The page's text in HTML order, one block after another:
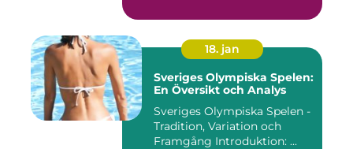
18. jan
Sveriges Olympiska Spelen:
En Översikt och Analys
Sveriges Olympiska Spelen -
Tradition, Variation och
Framgång Introduktion: ...